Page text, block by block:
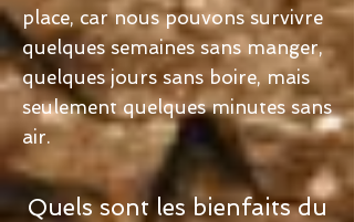
place, car nous pouvons survivre
quelques semaines sans manger,
quelques jours sans boire, mais
seulement quelques minutes sans
air.
Quels sont les bienfaits du